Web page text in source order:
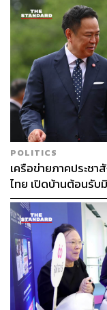
POLITICS
เครือข่ายภาคประช
ไทย เปิดบ้านต้อนรับ
เป็นเครื่องมือกดขี่ชา